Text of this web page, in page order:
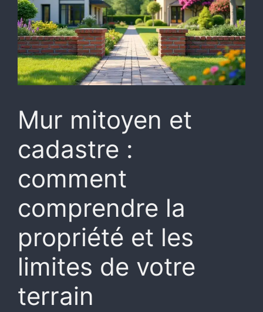
Mur mitoyen et
cadastre :
comment
comprendre la
propriété et les
limites de votre
terrain